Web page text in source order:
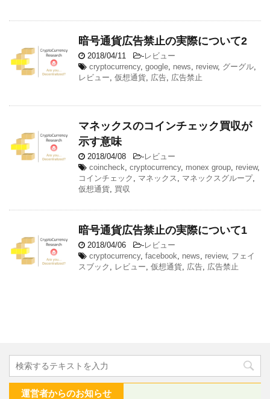
暗号通貨広告禁止の実際について2
2018/04/11 -レビュー
cryptocurrency, google news review, グーグル
レビュー 仮想通貨 広告 広告禁止
マネックスのコインチェック買収が
示す意味
2018/04/08 -レビュー
coincheck cryptocurrency, monex group review,
コインチェック
マネックス マネックスグループ,
仮想通貨 買収
暗号通貨広告禁止の実際について1
2018/04/06 -レビュー
cryptocurrency, facebook news review, フェイ
スブック
レビュー 仮想通貨 広告 広告禁止
運営者からのお知らせ